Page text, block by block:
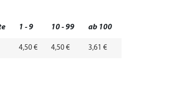
1 - 9 10 - 99 ab 100
4,50 € 4,50 € 3,61 €